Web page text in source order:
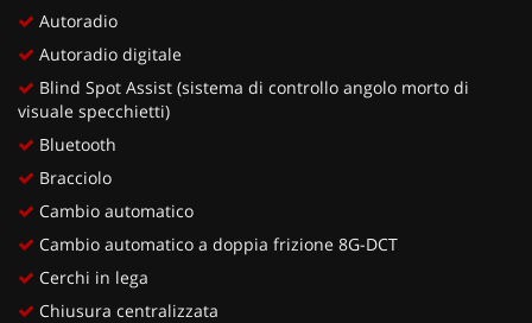
Autoradio
Autoradio digitale
Blind Spot Assist (sistema di controllo angolo morto di
visuale specchietti)
Bluetooth
Bracciolo
Cambio automatico
Cambio automatico a doppia frizione 8G-DCT
Cerchi in lega
Chiusura centralizzata